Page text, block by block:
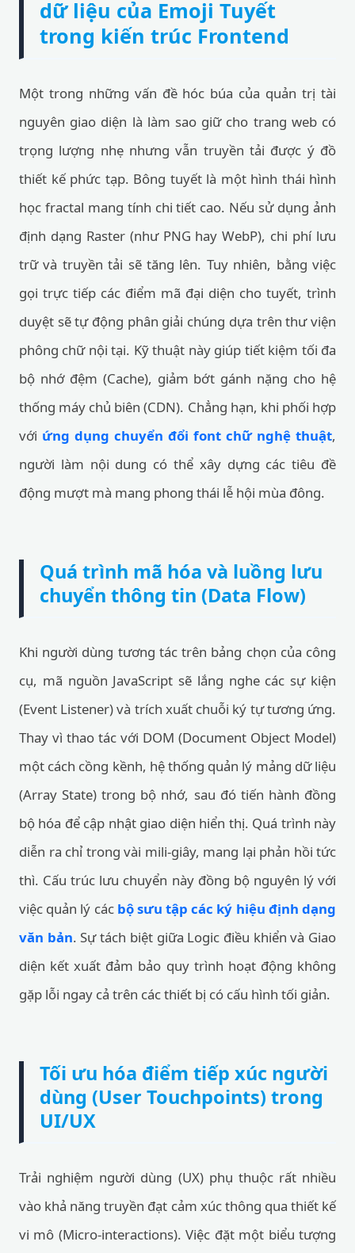
dữ liệu của Emoji Tuyết
trong kiến trúc Frontend
Một trong những vấn đề hóc búa của quản trị tài
nguyên giao diện là làm sao giữ cho trang web có
trọng lượng nhẹ nhưng vẫn truyền tải được ý đồ
thiết kế phức tạp. Bông tuyết là một hình thái hình
học fractal mang tính chi tiết cao. Nếu sử dụng ảnh
định dạng Raster (như PNG hay WebP), chi phí lưu
trữ và truyền tải sẽ tăng lên. Tuy nhiên, bằng việc
gọi trực tiếp các điểm mã đại diện cho tuyết, trình
duyệt sẽ tự động phân giải chúng dựa trên thư viện
phông chữ nội tại. Kỹ thuật này giúp tiết kiệm tối đa
bộ nhớ đệm (Cache), giảm bớt gánh nặng cho hệ
thống máy chủ biên (CDN). Chẳng hạn, khi phối hợp
với ứng dụng chuyển đổi font chữ nghệ thuật,
người làm nội dung có thể xây dựng các tiêu đề
động mượt mà mang phong thái lễ hội mùa đông.
Quá trình mã hóa và luồng lưu
chuyển thông tin (Data Flow)
Khi người dùng tương tác trên bảng chọn của công
cụ, mã nguồn JavaScript sẽ lắng nghe các sự kiện
(Event Listener) và trích xuất chuỗi ký tự tương ứng.
Thay vì thao tác với DOM (Document Object Model)
một cách cồng kềnh, hệ thống quản lý mảng dữ liệu
(Array State) trong bộ nhớ, sau đó tiến hành đồng
bộ hóa để cập nhật giao diện hiển thị. Quá trình này
diễn ra chỉ trong vài mili-giây, mang lại phản hồi tức
thì. Cấu trúc lưu chuyển này đồng bộ nguyên lý với
việc quản lý các bộ sưu tập các ký hiệu định dạng
văn bản. Sự tách biệt giữa Logic điều khiển và Giao
diện kết xuất đảm bảo quy trình hoạt động không
gặp lỗi ngay cả trên các thiết bị có cấu hình tối giản.
Tối ưu hóa điểm tiếp xúc người
dùng (User Touchpoints) trong
UI/UX
Trải nghiệm người dùng (UX) phụ thuộc rất nhiều
vào khả năng truyền đạt cảm xúc thông qua thiết kế
vi mô (Micro-interactions). Việc đặt một biểu tượng